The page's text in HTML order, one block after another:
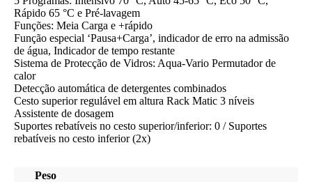
Rápido 65 °C e Pré-lavagem
Funções: Meia Carga e +rápido
Função especial ‘Pausa+Carga’, indicador de erro na admissão
de água, Indicador de tempo restante
Sistema de Protecção de Vidros: Aqua-Vario Permutador de
calor
Detecção automática de detergentes combinados
Cesto superior regulável em altura Rack Matic 3 níveis
Assistente de dosagem
Suportes rebatíveis no cesto superior/inferior: 0 / Suportes
rebatíveis no cesto inferior (2x)
Peso